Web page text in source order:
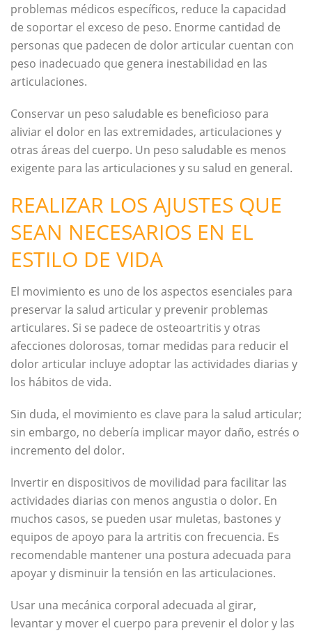
problemas médicos específicos, reduce la capacidad
de soportar el exceso de peso. Enorme cantidad de
personas que padecen de dolor articular cuentan con
peso inadecuado que genera inestabilidad en las
articulaciones.
Conservar un peso saludable es beneficioso para
aliviar el dolor en las extremidades, articulaciones y
otras áreas del cuerpo. Un peso saludable es menos
exigente para las articulaciones y su salud en general.
REALIZAR LOS AJUSTES QUE
SEAN NECESARIOS EN EL
ESTILO DE VIDA
El movimiento es uno de los aspectos esenciales para
preservar la salud articular y prevenir problemas
articulares. Si se padece de osteoartritis y otras
afecciones dolorosas, tomar medidas para reducir el
dolor articular incluye adoptar las actividades diarias y
los hábitos de vida.
Sin duda, el movimiento es clave para la salud articular;
sin embargo, no debería implicar mayor daño, estrés o
incremento del dolor.
Invertir en dispositivos de movilidad para facilitar las
actividades diarias con menos angustia o dolor. En
muchos casos, se pueden usar muletas, bastones y
equipos de apoyo para la artritis con frecuencia. Es
recomendable mantener una postura adecuada para
apoyar y disminuir la tensión en las articulaciones.
Usar una mecánica corporal adecuada al girar,
levantar y mover el cuerpo para prevenir el dolor y las